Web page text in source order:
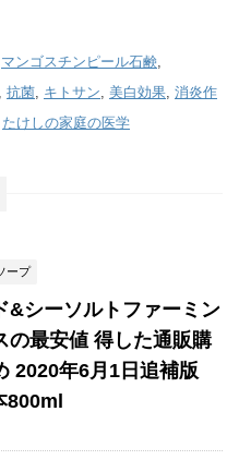
マンゴスチンピール石鹸,
, 抗菌, キトサン, 美白効果, 消炎作
たけしの家庭の医学
ープ
&シーソルトファーミン
の最安値 得した通販購
2020年6月1日追補版